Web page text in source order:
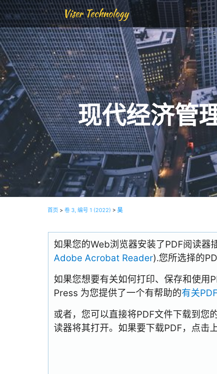
Viser Technology
现代经济管
首页 > 卷 3, 编号 1 (2022) > 吴
如果您的Web浏览器安装了PDF阅读器
Adobe Acrobat Reader).您所选择的
如果您想要有关如何打印、保存和使用
Press 为您提供了一个有帮助的有关
或者，您可以直接将PDF文件下载到您
读器将其打开。如果要下载PDF，点击